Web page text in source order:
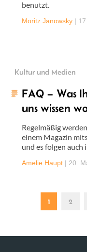
benutzt.
Moritz Janowsky |
Kultur und Medien
FAQ – Was
uns wissen
Regelmäßig
einem Magazin
und es folgen
Amelie Haupt | 20.
1 2